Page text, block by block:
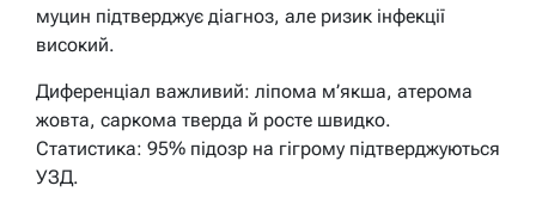
муцин підтверджує діагноз, але ризик інфекції
високий.
Диференціал важливий: ліпома м’якша, атерома
жовта, саркома тверда й росте швидко.
Статистика: 95% підозр на гігрому підтверджуються
УЗД.